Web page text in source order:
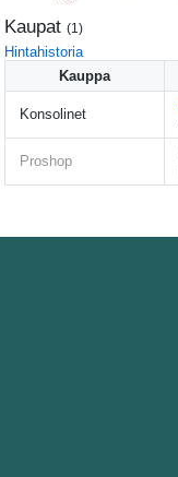
Kaupat (1 )
Hintahistoria
Kauppa
Konsolinet
Proshop